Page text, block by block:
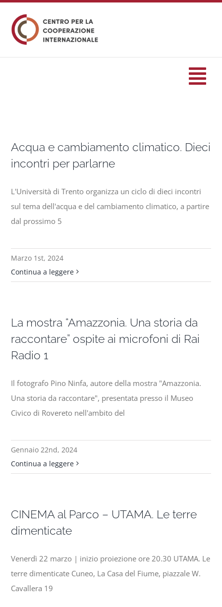
contenuto
formazione
Chi siamo
Acqua e cambiamento climatico. Dieci
incontri per parlarne
L'Università di Trento organizza un ciclo di dieci incontri
sul tema dell'acqua e del cambiamento climatico, a partire
dal prossimo 5
Marzo 1st, 2024
Continua a leggere
La mostra “Amazzonia. Una storia da
raccontare” ospite ai microfoni di Rai
Radio 1
Il fotografo Pino Ninfa, autore della mostra "Amazzonia.
Una storia da raccontare", presentata presso il Museo
Civico di Rovereto nell'ambito del
Gennaio 22nd, 2024
Continua a leggere
CINEMA al Parco – UTAMA. Le terre
dimenticate
Venerdì 22 marzo | inizio proiezione ore 20.30 UTAMA. Le
terre dimenticate Cuneo, La Casa del Fiume, piazzale W.
Cavallera 19